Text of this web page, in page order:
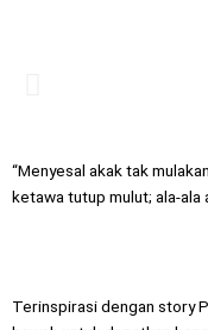
“Menyesal akak tak
ketawa tutup mulut; ala-ala
Terinspirasi dengan story